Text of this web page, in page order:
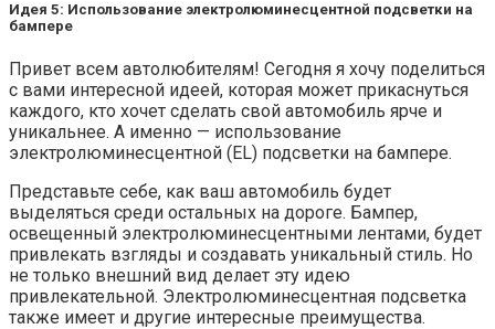
Идея 5: Использование электролюминесцентной подсветки на
бампере
Привет всем автолюбителям! Сегодня я хочу поделиться
с вами интересной идеей, которая может прикаснуться
каждого, кто хочет сделать свой автомобиль ярче и
уникальнее. А именно — использование
электролюминесцентной (EL) подсветки на бампере.
Представьте себе, как ваш автомобиль будет
выделяться среди остальных на дороге. Бампер,
освещенный электролюминесцентными лентами, будет
привлекать взгляды и создавать уникальный стиль. Но
не только внешний вид делает эту идею
привлекательной. Электролюминесцентная подсветка
также имеет и другие интересные преимущества.